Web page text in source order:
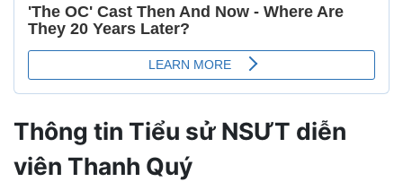
Thông tin Tiểu sử NSƯT diễn
viên Thanh Quý